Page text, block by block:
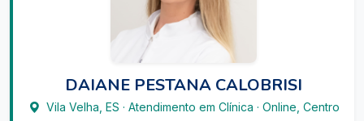
DAIANE PESTANA CALOBRISI
Vila Velha ES · Atendimento em Clínica · Online, Centro